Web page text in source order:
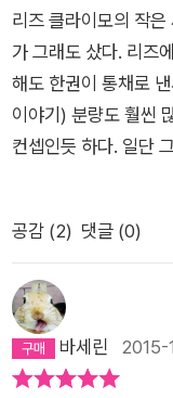
(p. 159) 하지만 마을
드를 겪으면서 낸시를
는 낸시의 든든한 지
“더거씨의 사랑스러
었으며, “친구들을 배
것이다. “제가 틀렸
이 낸시만 보느라 다
는 사실을 의식할 필
이 마을 사람들의 사
왔다. 그렇기 때문에
달았던 순간은 낸시에
움에 반한 더거 씨 가
들의 눈은 어찌 피할
그렇지만 무럭무럭 성
위협할 그런 존재가
장 목숨이 위협을 받
에 비밀은 없는 법.
데! 와우, 놀라워라. 더
움에 반해 스르르 두
다. 물론 그 와중에도
만....... 이런 틈바구니
까? 아니, 쥐들이 낸시
데리고 들어가야겠
전에 아기 고양이를
“하지만, 쫓아내기엔
을 싸야겠네요. 솔직
리 잠시만 기다려 보
을 쥐들이 꽤 착했던
책 《고양이 낸시》는
조용한 어느 쥐마을
여요. 쥐마을 어느 집
아이는 이 아기 고양
양이를 보자마자 고양
리즈 클라이모의 작
가 그래도 샀다. 리즈
해도 한권이 통채로
이야기) 분량도 훨씬
컨셉인듯 하다. 일단
이렇게 따스하고 재
지. 다만 개인적 취향
까.
공감 (2) 댓글 (0)
바세린 2015-